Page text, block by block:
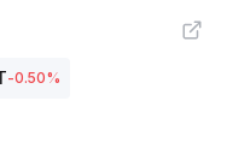
-0.50%